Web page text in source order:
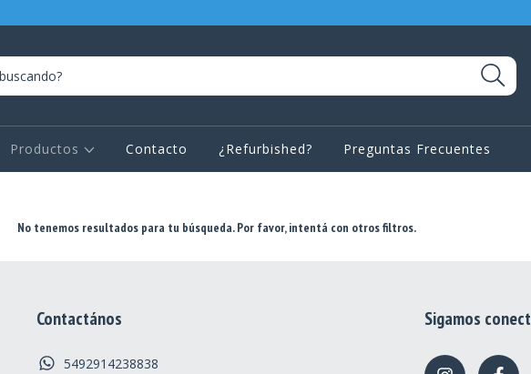
Productos Contacto ¿Refurbished? Preguntas Frecuentes
No tenemos resultados para tu búsqueda. Por favor, intentá con otros filtros.
Contactános
5492914238838
Sigamos